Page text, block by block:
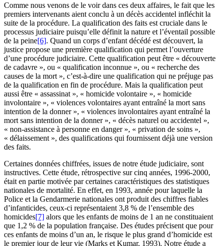
Comme nous venons de le voir dans ces deux affaires, le fait que les
premiers intervenants aient conclu à un décès accidentel infléchit la
suite de la procédure. La qualification des faits est cruciale dans le
processus judiciaire puisqu’elle définit la nature et l’éventail possible
de la peine[6]. Quand un corps d’enfant décédé est découvert, la
justice propose une première qualification qui permet l’ouverture
d’une procédure judiciaire. Cette qualification peut être « découverte
de cadavre », ou « qualification inconnue », ou « recherche des
causes de la mort », c’est-à-dire une qualification qui ne préjuge pas
de la qualification en fin de procédure. Mais la qualification peut
aussi être « assassinat », « homicide volontaire », « homicide
involontaire », « violences volontaires ayant entraîné la mort sans
intention de la donner », « violences involontaires ayant entraîné la
mort sans intention de la donner », « décès naturel ou accidentel »,
« non-assistance à personne en danger », « privation de soins »,
« délaissement », des qualifications qui fournissent déjà une version
des faits.
Certaines données chiffrées, issues de notre étude judiciaire, sont
instructives. Cette étude, rétrospective sur cinq années, 1996-2000,
était en partie motivée par certaines caractéristiques des statistiques
nationales de mortalité. En effet, en 1993, année pour laquelle la
Police et la Gendarmerie nationales ont produit des chiffres fiables
d’infanticides, ceux-ci représentaient 3,8 % de l’ensemble des
homicides[7] alors que les enfants de moins de 1 an ne constituaient
que 1,2 % de la population française. Des études précisent que pour
ces enfants de moins d’un an, le risque le plus grand d’homicide est
le premier jour de leur vie (Marks et Kumar, 1993). Notre étude a